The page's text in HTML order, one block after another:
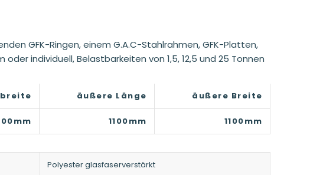
GFK-Ringen, einem G.A.C-Stahlrahmen, GFK-Platten,
individuell, Belastbarkeiten von 1,5, 12,5 und 25 Tonnen
äußere Länge äußere Breite
1100mm 1100mm
Polyester glasfaserverstärkt